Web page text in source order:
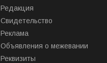
Редакция
Свидетельство
Реклама
Объявления о межевании
Реквизиты